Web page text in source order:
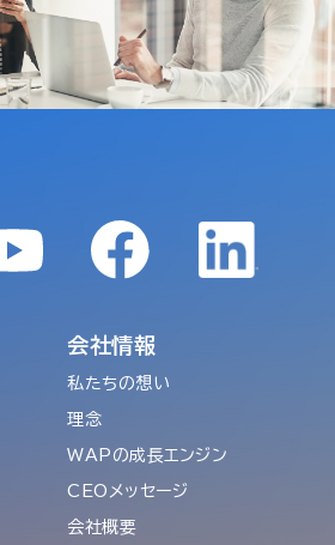
会社情報
私たちの想い
理念
WAPの成長エンジン
CEOメッセージ
会社概要